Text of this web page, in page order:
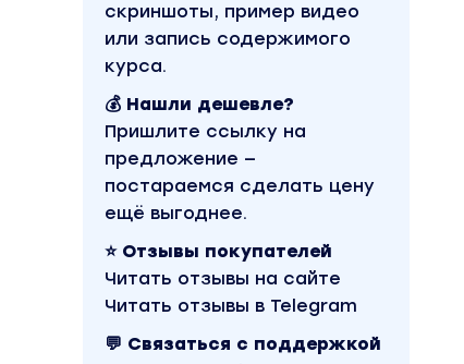
скриншоты, пример видео
или запись содержимого
курса.
💰 Нашли дешевле?
Пришлите ссылку на
предложение —
постараемся сделать цену
ещё выгоднее.
⭐ Отзывы покупателей
Читать отзывы на сайте
Читать отзывы в Telegram
💬 Связаться с поддержкой